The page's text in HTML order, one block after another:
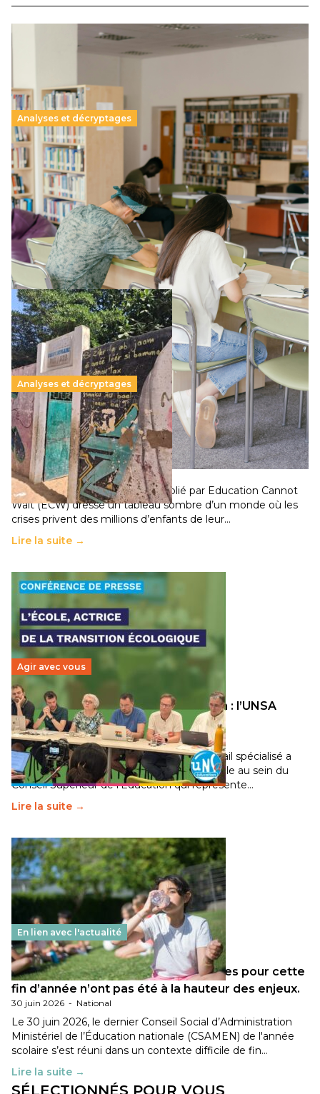
Analyses et décryptages
Supérieur privé : une dérive qui met à mal la
promesse républicaine
11 juillet 2026-
Le projet de loi sur la régulation de l’enseignement
supérieur privé met en lumière l’amplification d’un système
qui relègue l’acte pédagogique au superfétatoire, voire à…
Lire la suite →
Analyses et décryptages
258 millions d’enfants victimes de la guerre, des
chocs climatiques et des déplacements de
population
11 juillet 2026- National
Un nouveau rapport mondial publié par Education Cannot
Wait (ECW) dresse un tableau sombre d’un monde où les
crises privent des millions d’enfants de leur…
Lire la suite →
Agir avec vous
Transition écologique de l’éducation : l’UNSA
Éducation fait bouger les lignes
30 juin 2026-National
Pendant plusieurs mois, un groupe de travail spécialisé a
travaillé sur la transition écologique de l’Ecole au sein du
Conseil Supérieur de l’Éducation qui représente…
Lire la suite →
En lien avec l'actualité
Les décisions ministérielles attendues pour cette
fin d’année n’ont pas été à la hauteur des enjeux.
30 juin 2026 - National
Le 30 juin 2026, le dernier Conseil Social d’Administration
Ministériel de l’Éducation nationale (CSAMEN) de l'année
scolaire s’est réuni dans un contexte difficile de fin…
Lire la suite →
SÉLECTIONNÉS POUR VOUS